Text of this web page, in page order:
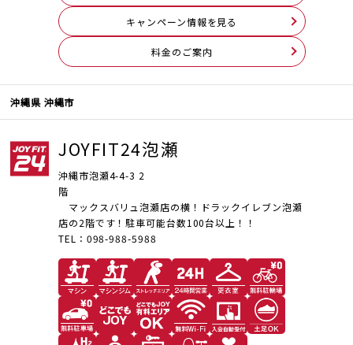
キャンペーン情報を見る
料⾦のご案内
沖縄県 沖縄市
JOYFIT24泡瀬
沖縄市泡瀬4-4-3 2
階
マックスバリュ泡瀬店の横！ドラックイレブン泡瀬
店の2階です！駐車可能台数100台以上！！
TEL：098-988-5988